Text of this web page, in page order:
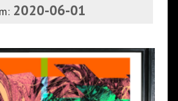
2020-06-01